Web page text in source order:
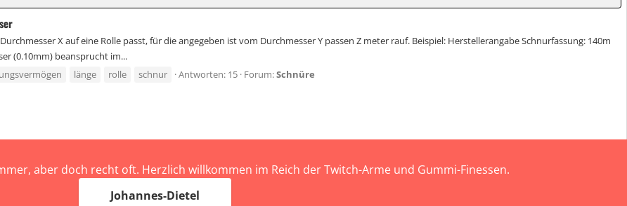
X auf eine Rolle passt, für die angegeben ist vom Durchmesser Y passen Z meter rauf. Beispiel: Herstellerangabe Schnurfassung: 140m
(0.10mm) beansprucht im...
länge rolle schnur Antworten: 15 Forum:Schnüre
aber doch recht oft. Herzlich willkommen im Reich der Twitch-Arme und Gummi-Finessen.
Johannes-Dietel